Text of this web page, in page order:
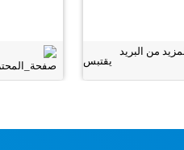
يقتبس